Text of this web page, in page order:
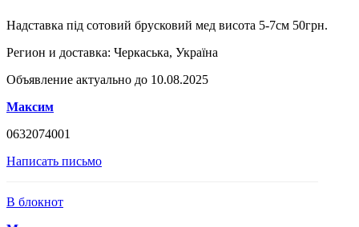
Надставка під сотовий брусковий мед висота 5-7см 50грн.
Регион и доставка: Черкаська, Україна
Объявление актуально до 10.08.2025
Максим
0632074001
Написать письмо
В блокнот